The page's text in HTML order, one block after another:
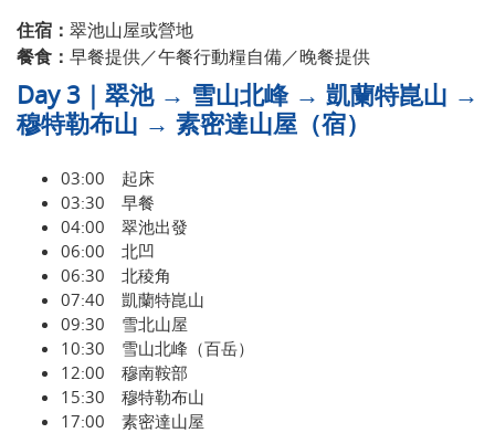
住宿： 翠池山屋或營地
餐食： 早餐提供／午餐行動糧自備／晚餐提供
Day 3｜翠池 → 雪山北峰 → 凱蘭特崑山 →
穆特勒布山 → 素密達山屋（宿）
03:00 起床
03:30 早餐
04:00 翠池出發
06:00 北凹
06:30 北稜角
07:40 凱蘭特崑山
09:30 雪北山屋
10:30 雪山北峰（百岳）
12:00 穆南鞍部
15:30 穆特勒布山
17:00 素密達山屋